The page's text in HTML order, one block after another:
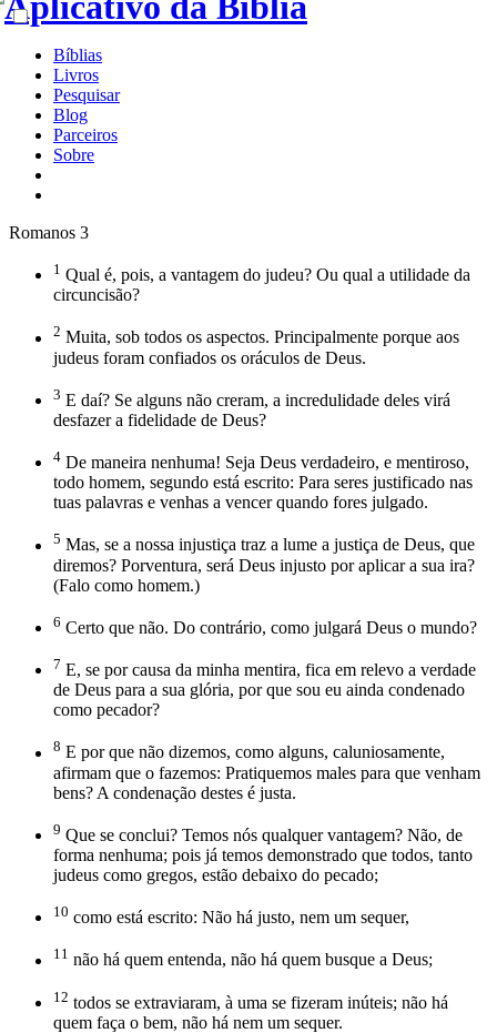
Bíblias
Livros
Pesquisar
Blog
Parceiros
Sobre
Romanos 3
1 Qual é, pois, a vantagem do judeu? Ou qual a utilidade da
circuncisão?
2 Muita, sob todos os aspectos. Principalmente porque aos
judeus foram confiados os oráculos de Deus.
3 E daí? Se alguns não creram, a incredulidade deles virá
desfazer a fidelidade de Deus?
4 De maneira nenhuma! Seja Deus verdadeiro, e mentiroso,
todo homem, segundo está escrito: Para seres justificado nas
tuas palavras e venhas a vencer quando fores julgado.
5 Mas, se a nossa injustiça traz a lume a justiça de Deus, que
diremos? Porventura, será Deus injusto por aplicar a sua ira?
(Falo como homem.)
6 Certo que não. Do contrário, como julgará Deus o mundo?
7 E, se por causa da minha mentira, fica em relevo a verdade
de Deus para a sua glória, por que sou eu ainda condenado
como pecador?
8 E por que não dizemos, como alguns, caluniosamente,
afirmam que o fazemos: Pratiquemos males para que venham
bens? A condenação destes é justa.
9 Que se conclui? Temos nós qualquer vantagem? Não, de
forma nenhuma; pois já temos demonstrado que todos, tanto
judeus como gregos, estão debaixo do pecado;
10 como está escrito: Não há justo, nem um sequer,
11 não há quem entenda, não há quem busque a Deus;
12 todos se extraviaram, à uma se fizeram inúteis; não há
quem faça o bem, não há nem um sequer.